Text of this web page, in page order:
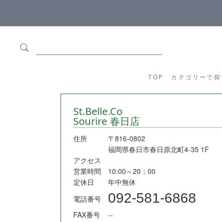
TOP カテゴリーで
St.Belle.Co
Sourire 春日店
住所
〒816-0802
福岡県春日市春日原北町4-35 1F
アクセス
営業時間
10:00～20：00
定休日
年中無休
電話番号
092-581-6868
FAX番号
--